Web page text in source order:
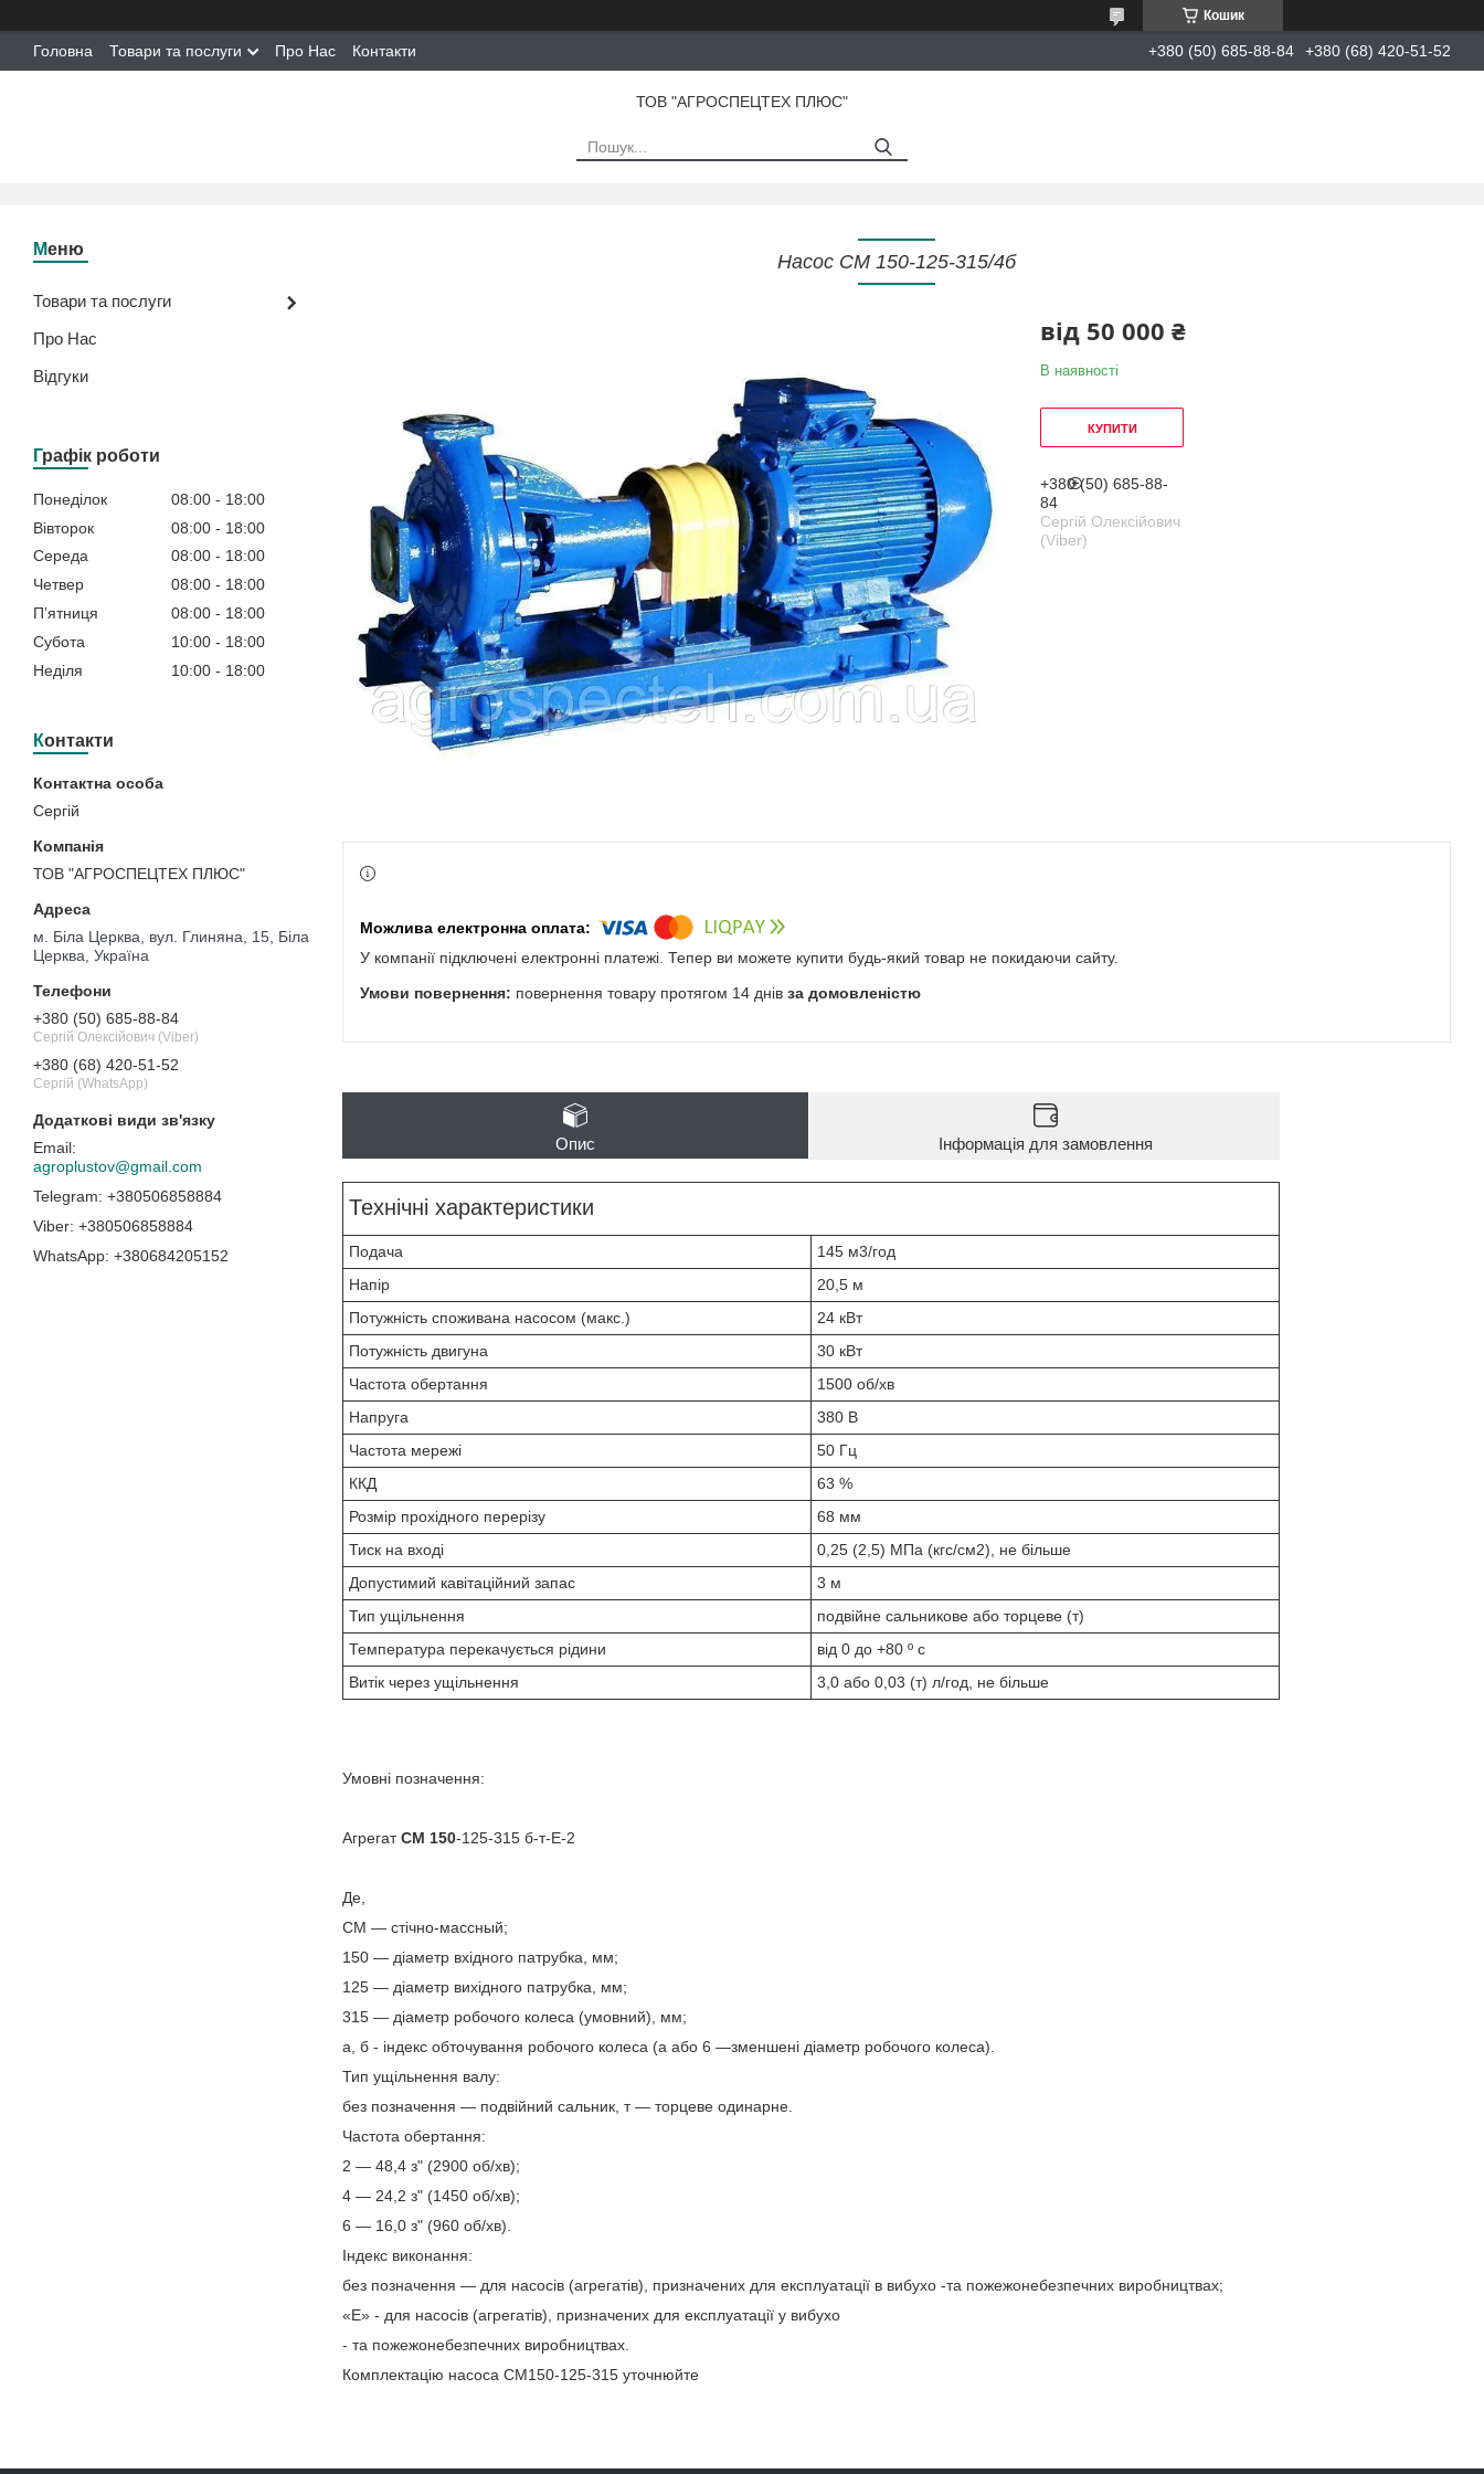
Кошик
Головна Товари та послуги Про Нас Контакти +380 (50) 685-88-84 +380 (68) 420-51-52
ТОВ "АГРОСПЕЦТЕХ ПЛЮС"
Товари та послуги
Про Нас
Відгуки
Графік роботи
Понеділок 08:00
18:00
Вівторок
08:00
18:00
Середа
08:00
18:00
Четвер
08:00
18:00
Пʼятниця
08:00
18:00
Субота
10:00
18:00
Неділя
10:00 18:00
Контакти
Сергій
ТОВ "АГРОСПЕЦТЕХ ПЛЮС"
м. Біла Церква, вул. Глиняна, 15, Біла
Церква, Україна
+380 (50) 685-88-84
Сергій Олексійович (Viber)
+380 (68) 420-51-52
Сергій (WhatsApp)
agroplustov@gmail.com
+380506858884
+380506858884
+380684205152
Насос СМ 150-125-315/4б
від 50 000 ₴
В наявності
КУПИТИ
+380 (50) 685-88-
84
Сергій Олексійович
(Viber)
У компанії підключені електронні платежі. Тепер ви можете купити будь-який товар не покидаючи сайту.
повернення товару протягом 14 днів за домовленістю
Опис Інформація для замовлення
Технічні характеристики
Подача
145 м3/год
Напір
20,5 м
Потужність споживана насосом (макс.)
24 кВт
Потужність двигуна
30 кВт
Частота обертання
1500 об/хв
Напруга
380 В
Частота мережі
50 Гц
ККД
63 %
Розмір прохідного перерізу
68 мм
Тиск на вході
0,25 (2,5) МПа (кгс/см2), не більше
Допустимий кавітаційний запас
3 м
Тип ущільнення
подвійне сальникове або торцеве (т)
Температура перекачується рідини
від 0 до +80 º с
Витік через ущільнення
3,0 або 0,03 (т) л/год, не більше
Умовні позначення:
АгрегатСМ 150-125-315 б-т-Е-2
Де,
СМ — стічно-массный;
150 — діаметр вхідного патрубка, мм;
125 — діаметр вихідного патрубка, мм;
315 — діаметр робочого колеса (умовний), мм;
а, б - індекс обточування робочого колеса (а або 6 —зменшені діаметр робочого колеса).
Тип ущільнення валу:
без позначення — подвійний сальник, т — торцеве одинарне.
Частота обертання:
2 — 48,4 з" (2900 об/хв);
4 — 24,2 з" (1450 об/хв);
6 — 16,0 з" (960 об/хв).
Індекс виконання:
без позначення — для насосів (агрегатів), призначених для експлуатації в вибухо -та пожежонебезпечних виробництвах;
«Е» - для насосів (агрегатів), призначених для експлуатації у вибухо
- та пожежонебезпечних виробництвах.
Комплектацію насоса СМ150-125-315 уточнюйте